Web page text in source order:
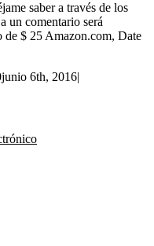
saber a través de los
un comentario será
de $ 25 Amazon.com, Date
junio 6th, 2016|